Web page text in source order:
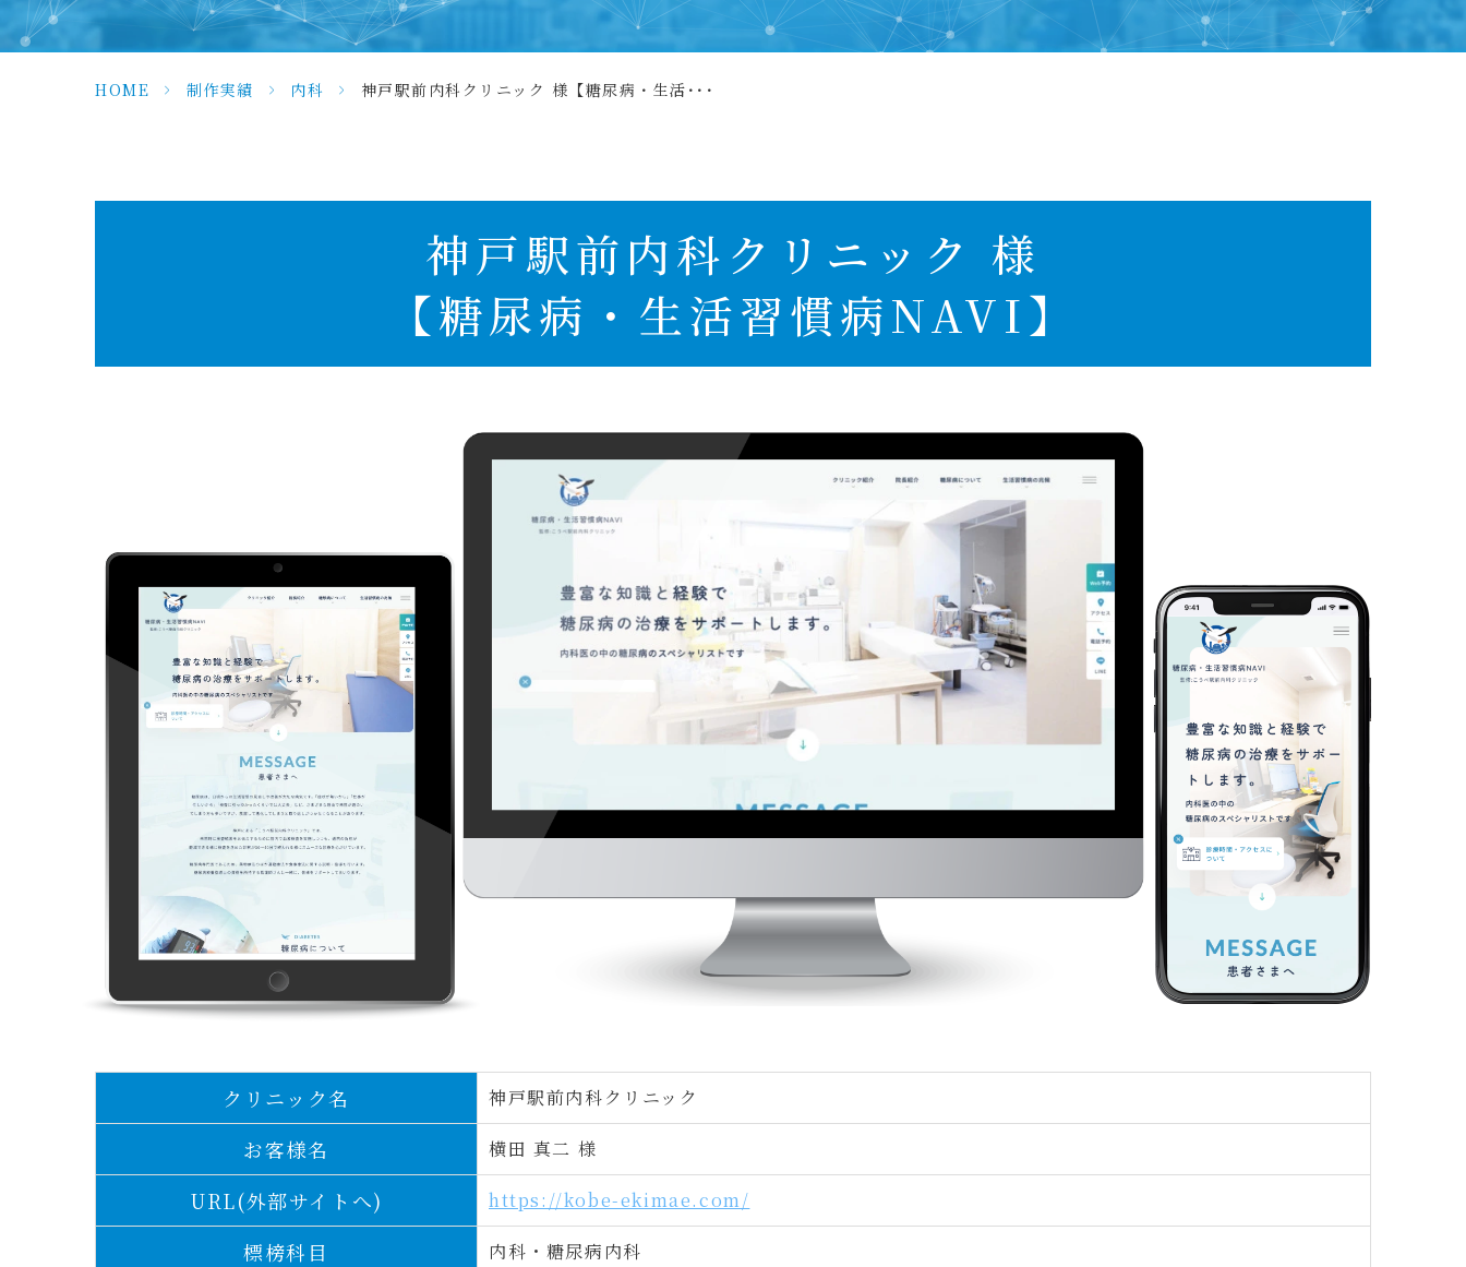
HOME > 制作実績 > 内科 > 神戸駅前内科クリニック 様【糖尿病・生活･･･
神戸駅前内科クリニック 様
【糖尿病・生活習慣病NAVI】
クリニック名 神戸駅前内科クリニック
お客様名 横田 真二 様
URL(外部サイトへ) https://kobe-ekimae.com/
標榜科目 内科・糖尿病内科